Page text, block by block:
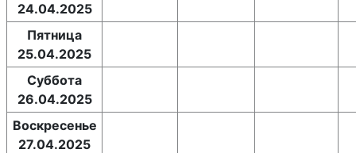
24.04.2025
Пятница
25.04.2025
Суббота
26.04.2025
Воскресенье
27.04.2025